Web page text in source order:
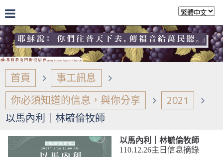
首頁
事工訊息
你必須知道的信息，與你分享
2021
以馬內利｜林毓倫牧師
以馬內利｜林毓倫牧師
110.12.26主日信息摘錄